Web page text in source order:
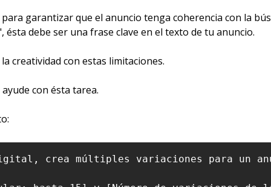
garantizar que el anuncio tenga coherencia con la
debe ser una frase clave en el texto de tu anuncio.
creatividad con estas limitaciones.
con ésta tarea.
crea múltiples variaciones para un